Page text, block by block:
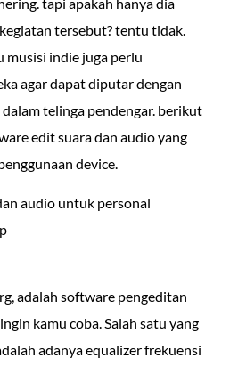
tersebut? tentu tidak.
musisi indie juga perlu
agar dapat diputar dengan
dalam telinga pendengar. berikut
edit suara dan audio yang
device.
audio untuk personal
adalah software pengeditan
kamu coba. Salah satu yang
adanya equalizer frekuensi